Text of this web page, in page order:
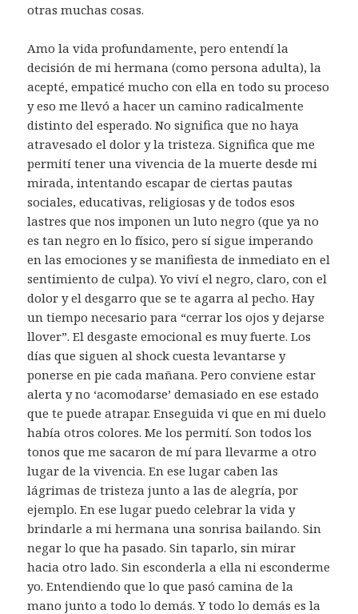
otras muchas cosas.
Amo la vida profundamente, pero entendí la
decisión de mi hermana (como persona adulta), la
acepté, empaticé mucho con ella en todo su proceso
y eso me llevó a hacer un camino radicalmente
distinto del esperado. No significa que no haya
atravesado el dolor y la tristeza. Significa que me
permití tener una vivencia de la muerte desde mi
mirada, intentando escapar de ciertas pautas
sociales, educativas, religiosas y de todos esos
lastres que nos imponen un luto negro (que ya no
es tan negro en lo físico, pero sí sigue imperando
en las emociones y se manifiesta de inmediato en el
sentimiento de culpa). Yo viví el negro, claro, con el
dolor y el desgarro que se te agarra al pecho. Hay
un tiempo necesario para “cerrar los ojos y dejarse
llover”. El desgaste emocional es muy fuerte. Los
días que siguen al shock cuesta levantarse y
ponerse en pie cada mañana. Pero conviene estar
alerta y no ‘acomodarse’ demasiado en ese estado
que te puede atrapar. Enseguida vi que en mi duelo
había otros colores. Me los permití. Son todos los
tonos que me sacaron de mí para llevarme a otro
lugar de la vivencia. En ese lugar caben las
lágrimas de tristeza junto a las de alegría, por
ejemplo. En ese lugar puedo celebrar la vida y
brindarle a mi hermana una sonrisa bailando. Sin
negar lo que ha pasado. Sin taparlo, sin mirar
hacia otro lado. Sin esconderla a ella ni esconderme
yo. Entendiendo que lo que pasó camina de la
mano junto a todo lo demás. Y todo lo demás es la